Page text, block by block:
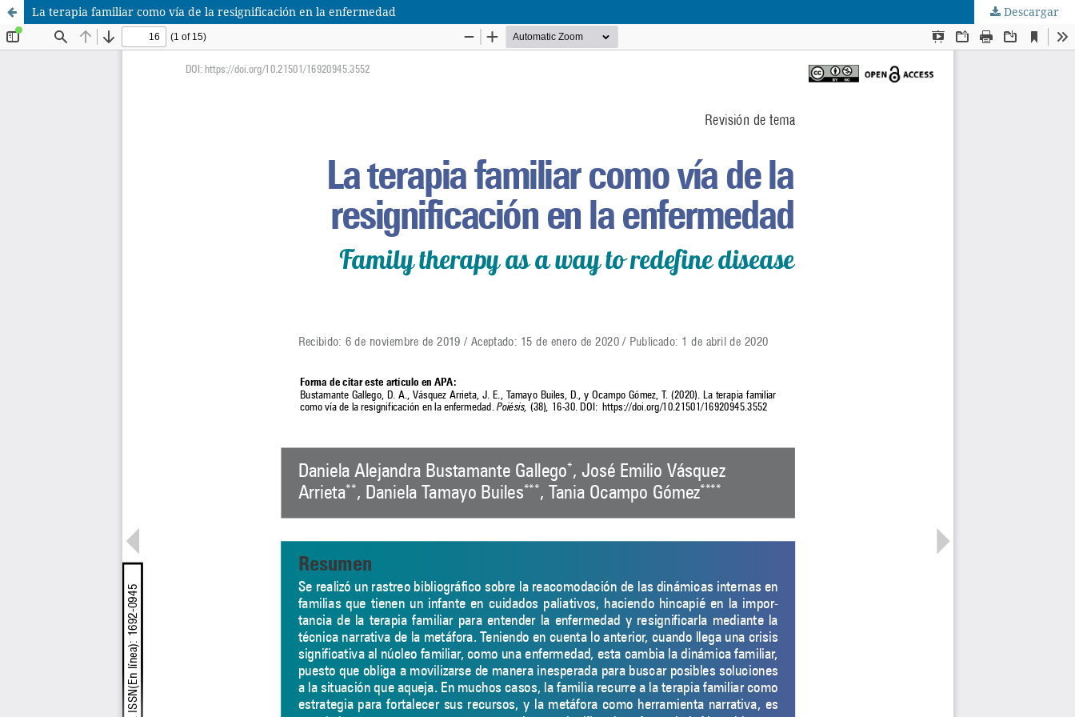
La terapia familiar como vía de la resignificación en la enfermedad Descargar